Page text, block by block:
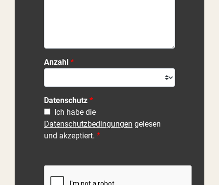
Anzahl
Datenschutz
Ich habe die
Datenschutzbedingungen gelesen
und akzeptiert.